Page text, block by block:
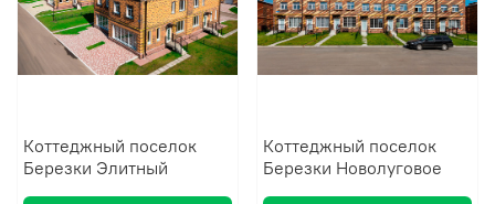
Коттеджный поселок
Березки Элитный
Коттеджный поселок
Березки Новолуговое